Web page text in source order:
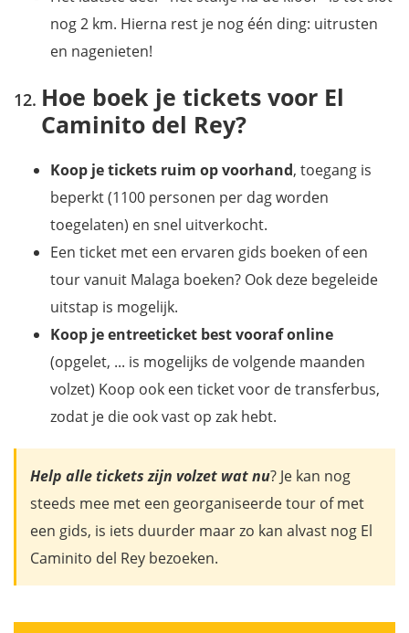
nog 2 km. Hierna rest je nog één ding: uitrusten
en nagenieten!
Hoe boek je tickets voor El
Caminito del Rey?
Koop je tickets ruim op voorhand, toegang is
beperkt (1100 personen per dag worden
toegelaten) en snel uitverkocht.
Een ticket met een ervaren gids boeken of een
tour vanuit Malaga boeken? Ook deze begeleide
uitstap is mogelijk.
Koop je entreeticket best voorafonline
(opgelet, ... is mogelijks de volgende maanden
volzet) Koop ook een ticket voor de transferbus,
zodat je die ook vast op zak hebt.
Help alle tickets zijn volzet wat nu? Je kan nog
steeds mee met een georganiseerde tour of met
een gids, is iets duurder maar zo kan alvast nog El
Caminito del Rey bezoeken.